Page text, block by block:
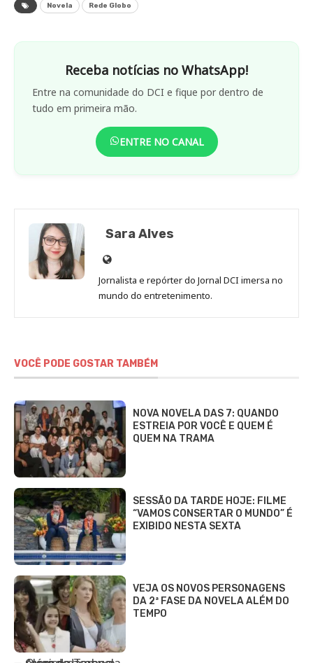
Novela Rede Globo
Receba notícias no WhatsApp!
Entre na comunidade do DCI e fique por dentro de
tudo em primeira mão.
ENTRE NO CANAL
Sara Alves
Site
de
Sara
Jornalista e repórter do Jornal DCI imersa no
mundo do entretenimento.
VOCÊ PODE GOSTAR TAMBÉM
NOVA NOVELA DAS 7: QUANDO
ESTREIA POR VOCÊ E QUEM É
QUEM NA TRAMA
SESSÃO DA TARDE HOJE: FILME
“VAMOS CONSERTAR O MUNDO” É
EXIBIDO NESTA SEXTA
VEJA OS NOVOS PERSONAGENS
DA 2ª FASE DA NOVELA ALÉM DO
TEMPO